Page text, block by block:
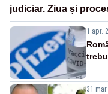
judiciar. Ziua și
Sistemului
1 apr.
31